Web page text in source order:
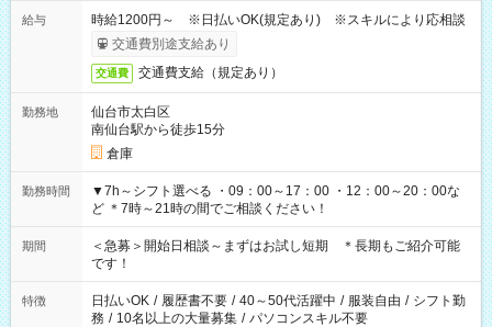
給与
時給1200円～ ※日払いOK(規定あり) ※スキルにより応相談
交通費別途支給あり
交通費 交通費支給（規定あり）
勤務地
仙台市太白区
南仙台駅から徒歩15分
倉庫
勤務時間
▼7h～シフト選べる ・09：00～17：00 ・12：00～20：00な
ど ＊7時～21時の間でご相談ください！
期間
＜急募＞開始日相談～まずはお試し短期 ＊長期もご紹介可能
です！
特徴 日払いOK / 履歴書不要 / 40～50代活躍中 / 服装自由 / シフト勤
務 / 10名以上の大量募集 / パソコンスキル不要